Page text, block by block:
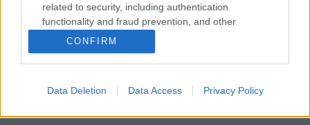
related to security, including authentication
functionality and fraud prevention, and other
user protection.
CONFIRM
Data Deletion Data Access Privacy Policy
Címkék:programajánló fesztiválajánló kolorádó